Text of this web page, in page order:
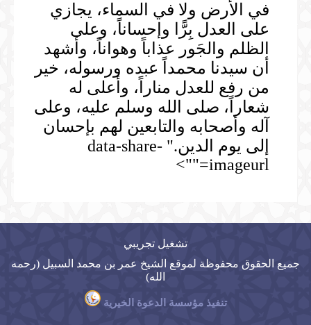
في الأرض ولا في السماء، يجازي
على العدل بِرًّا وإحساناً، وعلى
الظلم والجَور عذاباً وهواناً، وأشهد
أن سيدنا محمداً عبده ورسوله، خير
من رفع للعدل مناراً، وأعلى له
شعاراً، صلى الله وسلم عليه، وعلى
آله وأصحابه والتابعين لهم بإحسان
إلى يوم الدين." data-share-
imageurl="">
تشغيل تجريبي
جميع الحقوق محفوظة لموقع الشيخ عمر بن محمد السبيل (رحمه
الله)
تنفيذ مؤسسة الدعوة الخيرية